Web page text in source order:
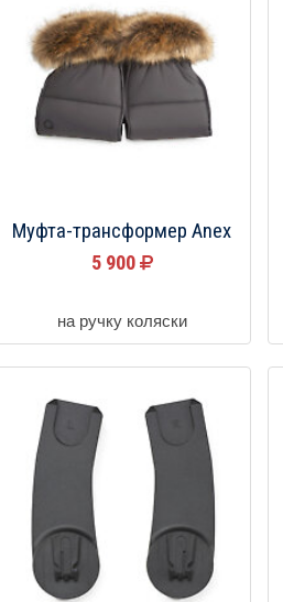
Муфта-трансформер Anex
5 900
на ручку коляски